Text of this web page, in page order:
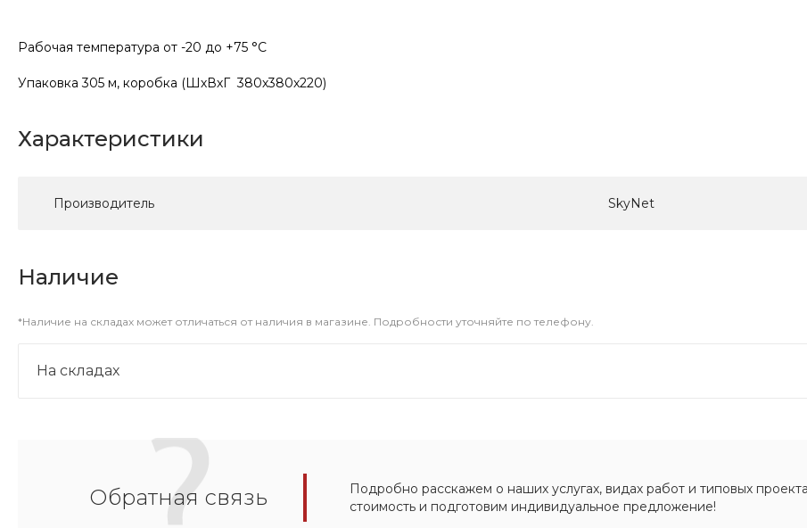
Рабочая температура от -20 до +75 °С
Упаковка 305 м, коробка (ШхВхГ 380х380х220)
Характеристики
Производитель SkyNet
Наличие
*Наличие на складах может отличаться от наличия в магазине. Подробности уточняйте по телефону.
На складах
Обратная связь
Подробно расскажем о наших услугах, видах работ и типовых
стоимость и подготовим индивидуальное предложение!